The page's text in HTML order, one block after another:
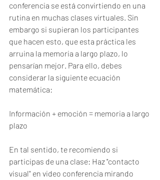
conferencia se está convirtiendo en una
rutina en muchas clases virtuales. Sin
embargo si supieran los participantes
que hacen esto, que esta práctica les
arruina la memoria a largo plazo, lo
pensarían mejor. Para ello, debes
considerar la siguiente ecuación
matemática:
Información + emoción = memoria a largo
plazo
En tal sentido, te recomiendo si
participas de una clase: Haz "contacto
visual" en video conferencia mirando